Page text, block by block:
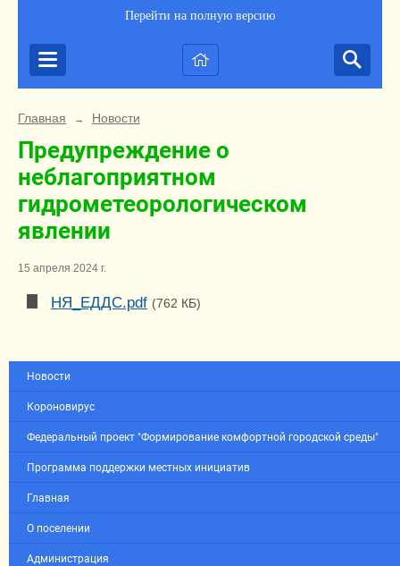
Перейти на полную версию
Главная → Новости
Предупреждение о
неблагоприятном
гидрометеорологическом
явлении
15 апреля 2024 г.
НЯ_ЕДДС.pdf (762 КБ)
Новости
Короновирус
Федеральный проект "Формирование комфортной городской среды"
Программа поддержки местных инициатив
Главная
О поселении
Администрация